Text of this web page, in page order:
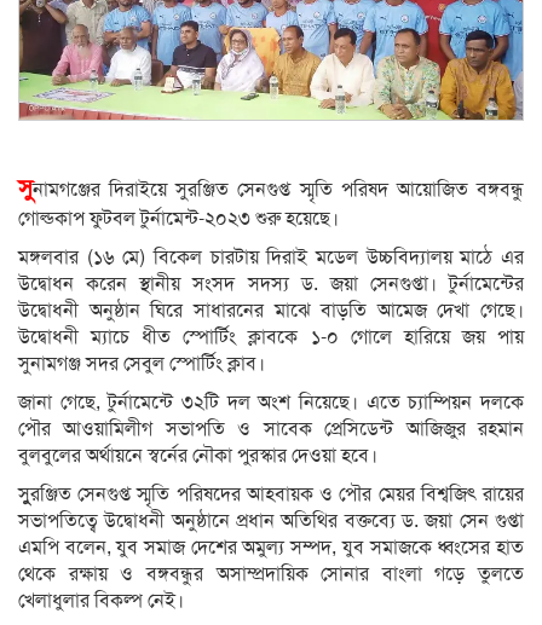
সুনামগঞ্জের দিরাইয়ে সুরঞ্জিত সেনগুপ্ত স্মৃতি পরিষদ আয়োজিত বঙ্গবন্ধু
গোল্ডকাপ ফুটবল টুর্নামেন্ট-২০২৩ শুরু হয়েছে।
মঙ্গলবার (১৬ মে) বিকেল চারটায় দিরাই মডেল উচ্চবিদ্যালয় মাঠে এর
উদ্বোধন করেন স্থানীয় সংসদ সদস্য ড. জয়া সেনগুপ্তা। টুর্নামেন্টের
উদ্বোধনী অনুষ্ঠান ঘিরে সাধারনের মাঝে বাড়তি আমেজ দেখা গেছে।
উদ্বোধনী ম্যাচে ধীত স্পোর্টিং ক্লাবকে ১-০ গোলে হারিয়ে জয় পায়
সুনামগঞ্জ সদর সেবুল স্পোর্টিং ক্লাব।
জানা গেছে, টুর্নামেন্টে ৩২টি দল অংশ নিয়েছে। এতে চ্যাম্পিয়ন দলকে
পৌর আওয়ামিলীগ সভাপতি ও সাবেক প্রেসিডেন্ট আজিজুর রহমান
বুলবুলের অর্থায়নে স্বর্নের নৌকা পুরস্কার দেওয়া হবে।
সুুুরঞ্জিত সেনগুপ্ত স্মৃতি পরিষদের আহবায়ক ও পৌর মেয়র বিশ্বজিৎ রায়ের
সভাপতিত্বে উদ্বোধনী অনুষ্ঠানে প্রধান অতিথির বক্তব্যে ড. জয়া সেন গুপ্তা
এমপি বলেন, যুব সমাজ দেশের অমুল্য সম্পদ, যুব সমাজকে ধ্বংসের হাত
থেকে রক্ষায় ও বঙ্গবন্ধুর অসাম্প্রদায়িক সোনার বাংলা গড়ে তুলতে
খেলাধুলার বিকল্প নেই।